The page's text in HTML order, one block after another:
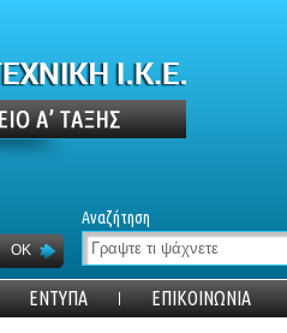
OK
Αναζήτηση
ΕΝΤΥΠΑ ΕΠΙΚΟΙΝΩΝΙΑ